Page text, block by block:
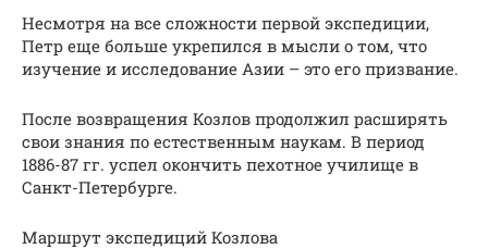
Несмотря на все сложности первой экспедиции,
Петр еще больше укрепился в мысли о том, что
изучение и исследование Азии – это его призвание.
После возвращения Козлов продолжил расширять
свои знания по естественным наукам. В период
1886-87 гг. успел окончить пехотное училище в
Санкт-Петербурге.
Маршрут экспедиций Козлова